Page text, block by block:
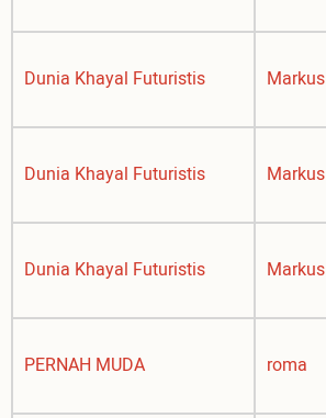
Dunia Khayal Futuristis Markus
Dunia Khayal Futuristis Markus
Dunia Khayal Futuristis Markus
PERNAH MUDA roma